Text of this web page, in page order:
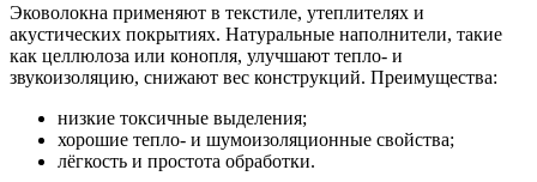
Эковолокна применяют в текстиле, утеплителях и
акустических покрытиях. Натуральные наполнители, такие
как целлюлоза или конопля, улучшают тепло- и
звукоизоляцию, снижают вес конструкций. Преимущества:
низкие токсичные выделения;
хорошие тепло- и шумоизоляционные свойства;
лёгкость и простота обработки.